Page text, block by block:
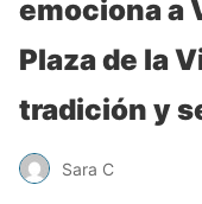
emociona a
Plaza de la
tradición y
Sara C